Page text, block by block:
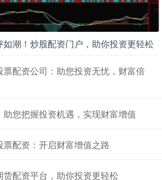
潮！炒股配资门户，助你投资更轻松
配资公司：助您投资无忧，财富倍
您把握投资机遇，实现财富增值
配资：开启财富增值之路
配资平台，助你投资更轻松